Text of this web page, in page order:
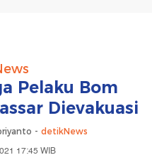
Pelaku Bom
Dievakuasi
- detikNews
17:45 WIB